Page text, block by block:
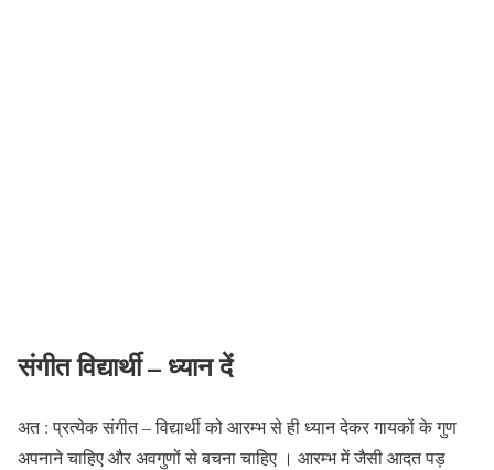
संगीत विद्यार्थी– ध्यानदें
अत : प्रत्येक संगीत – विद्यार्थी को आरम्भ से ही ध्यान देकर गायकों के गुण
अपनाने चाहिए और अवगुणों से बचना चाहिए । आरम्भ में जैसी आदत पड़